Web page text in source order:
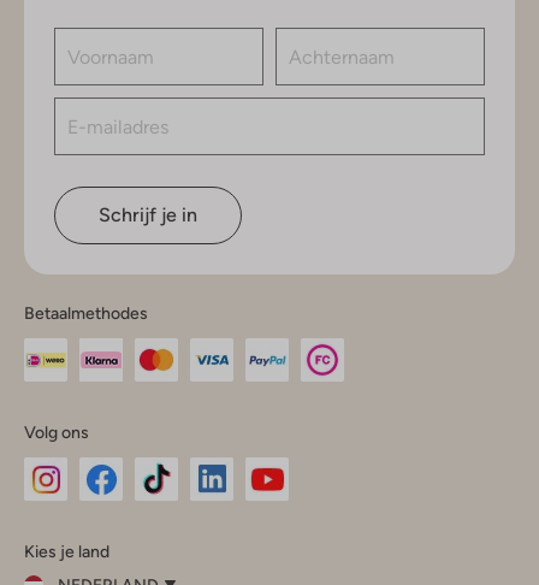
Schrijf je in
Betaalmethodes
Volg ons
InstagramFacebook
Kies je land